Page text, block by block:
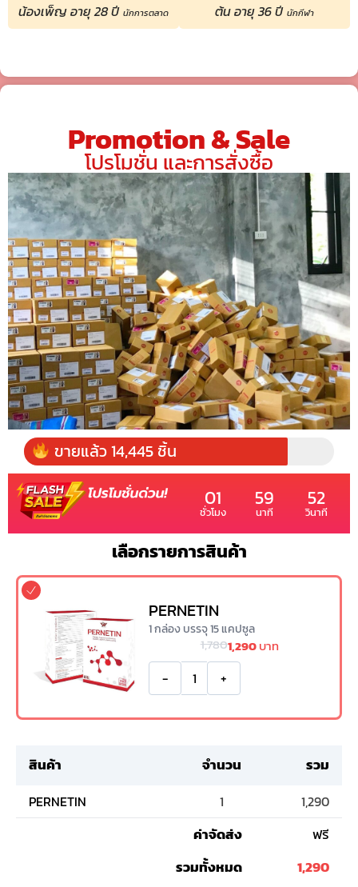
น้องเพ็ญ อายุ 28 ปี นักการตลาด ต้น อายุ 36 ปี นักกีฬา
Promotion & Sale
โปรโมชั่น และการสั่งซื้อ
ขายแล้ว 14,445 ชิ้น
01
ชั่วโมง
59
นาที
50
วินาที
เลือกรายการสินค้า
PERNETIN
1 กล่อง บรรจุ 15 แคปซูล
1,7801,290บาท
- +
สินค้า จำนวน รวม
PERNETIN 1 1,290
ค่าจัดส่ง
ฟรี
รวมทั้งหมด
1,290